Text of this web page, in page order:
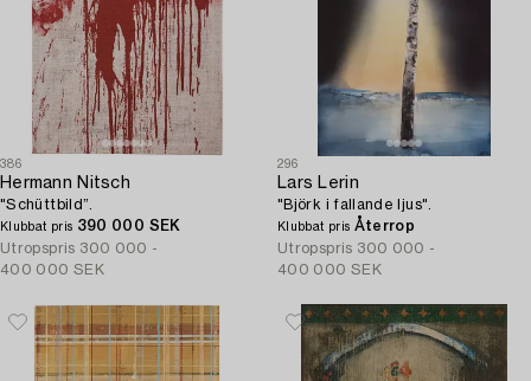
386
Hermann Nitsch
"Schüttbild”.
Klubbat pris 390 000 SEK
Utropspris 300 000 -
400 000 SEK
296
Lars Lerin
"Björk i fallande ljus".
Klubbat pris Återrop
Utropspris 300 000 -
400 000 SEK